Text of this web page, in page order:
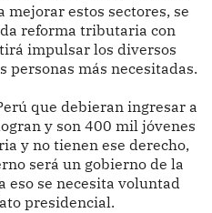
mejorar estos sectores, se
reforma tributaria con
impulsar los diversos
personas más necesitadas.
que debieran ingresar a
y son 400 mil jóvenes
y no tienen ese derecho,
será un gobierno de la
eso se necesita voluntad
presidencial.